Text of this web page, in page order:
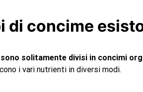
di concime
solitamente divisi in concimi
i vari nutrienti in diversi modi.